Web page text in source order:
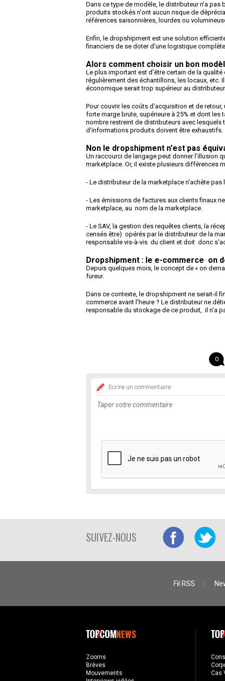
Dans ce type de modèle, le distributeur n'a
produits stockés n'ont aucun risque de
références saisonnières, lourdes ou
Enfin, le dropshipment est une solution
financiers de se doter d'une logistique
Alors comment choisir un bon
Le plus important est d'être certain de la
régulièrement des échantillons, les locaux,
économique serait trop supérieur au
Pour couvrir les coûts d'acquisition et de
forte marge brute, supérieure à 25% et dont les
nombre restreint de distributeurs avec lesquels
d'informations produits doivent être exhaustifs.
Non le dropshipment n'est pas
Un raccourci de langage peut donner l'illusion
marketplace. Or, il existe plusieurs différences
- Le distributeur de la marketplace n'achète
- Les émissions de factures aux clients finaux
marketplace, au nom de la marketplace.
- Le SAV, la gestion des requêtes clients, la
censés être) opérés par le distributeur de la
responsable vis-à-vis du client et doit donc
Dropshipment : le e-commerce on
Depuis quelques mois, le concept de « on
fureur.
Dans ce contexte, le dropshipment ne serait-il
commerce avant l'heure ? Le distributeur ne
responsable du stockage de ce produit, il n'a
0
Ecrire un commentaire
SUIVEZ-NOUS
Fil RSS
NEWS
Zooms
Brèves
Mouvements
Cas